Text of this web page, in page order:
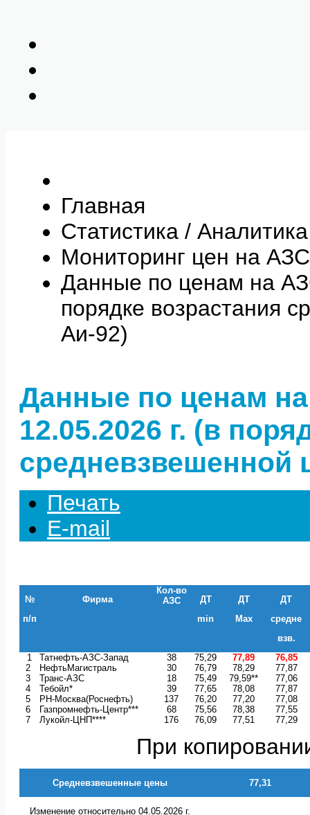
Главная
Статистика / Аналитика
Мониторинг цен на
Данные по ценам на
порядке возрастания
Аи-92)
Данные по ценам
12.05.2026 г. (в
средневзвешенной
Печать
E-mail
№
п/п
Фирма
Кол-во
АЗС
ДТ
min
ДТ
Max
ДТ
средне
взв.
1
Татнефть-АЗС-Запад 38 75,29 77,89
76,85
2
НефтьМагистраль 30 76,79 78,29
77,87
3
Транс-АЗС 18 75,49 79,59**
77,06
4
Тебойл* 39 77,65 78,08
77,87
5
РН-Москва(Роснефть) 137 76,20 77,20
77,08
6
Газпромнефть-Центр*** 68 75,56 78,38
77,55
7
Лукойл-ЦНП**** 176 76,09 77,51 77,29
При
Средневзвешенные цены 77,31
Изменение относительно 04.05.2026 г.